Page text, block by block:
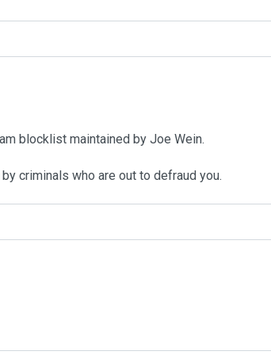
blocklist maintained by Joe Wein.
criminals who are out to defraud you.